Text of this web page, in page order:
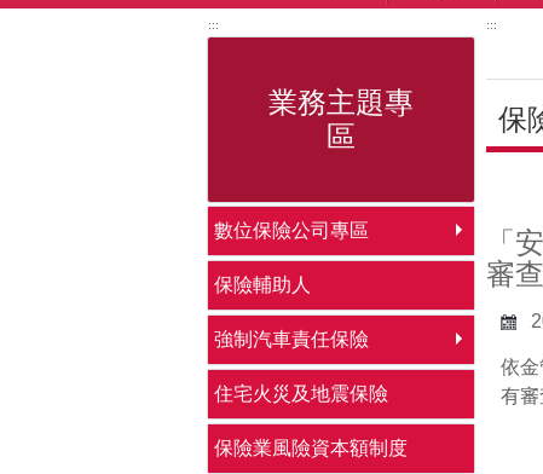
:::
業務主題專
區
數位保險公司專區
保險輔助人
強制汽車責任保險
住宅火災及地震保險
保險業風險資本額制度
:::
保
「
審
依
有審